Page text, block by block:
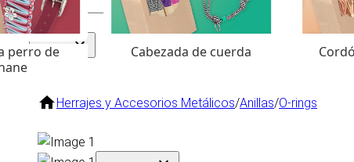
Surtido
perro de
Cabezada de cuerda
Herrajes y Accesorios Metálicos/Anillas/O-rings